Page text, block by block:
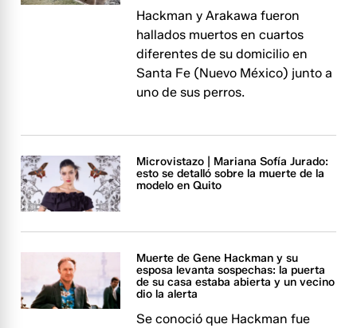
Hackman y Arakawa fueron
hallados muertos en cuartos
diferentes de su domicilio en
Santa Fe (Nuevo México) junto a
uno de sus perros.
Microvistazo | Mariana Sofía Jurado:
esto se detalló sobre la muerte de la
modelo en Quito
Muerte de Gene Hackman y su
esposa levanta sospechas: la puerta
de su casa estaba abierta y un vecino
dio la alerta
Se conoció que Hackman fue